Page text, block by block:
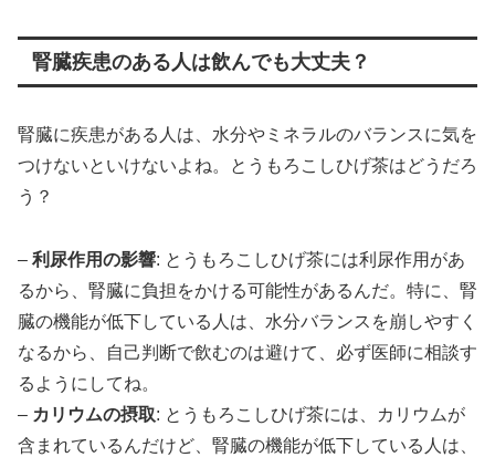
腎臓疾患のある人は飲んでも大丈夫？
腎臓に疾患がある人は、水分やミネラルのバランスに気を
つけないといけないよね。とうもろこしひげ茶はどうだろ
う？
– 利尿作用の影響: とうもろこしひげ茶には利尿作用があ
るから、腎臓に負担をかける可能性があるんだ。特に、腎
臓の機能が低下している人は、水分バランスを崩しやすく
なるから、自己判断で飲むのは避けて、必ず医師に相談す
るようにしてね。
– カリウムの摂取: とうもろこしひげ茶には、カリウムが
含まれているんだけど、腎臓の機能が低下している人は、